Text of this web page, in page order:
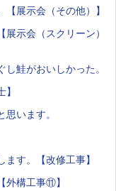
展示会（その他）】
示会（スクリーン）
鮭がおいしかった。
います。
す。【改修工事】
外構工事⑪】